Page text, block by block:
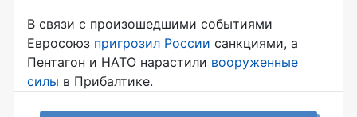
В связи с произошедшими событиями
Евросоюз пригрозил России санкциями, а
Пентагон и НАТО нарастили вооруженные
силы в Прибалтике.